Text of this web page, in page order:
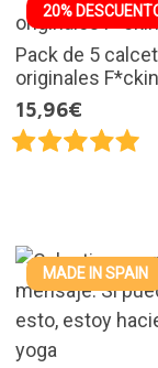
20%
Pack de 5
originales
15,96€
MADE IN SPAIN